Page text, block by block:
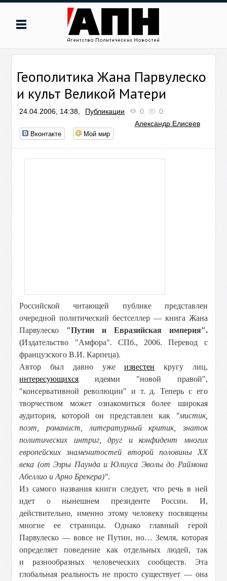
Геополитика Жана Парвулеско
и культ Великой Матери
24.04.2006, 14:38, Публикации 0
0
Александр Елисеев
Вконтакте Мой мир
Российской читающей публике представлен
очередной политический бестселлер — книга Жана
Парвулеско "Путин и Евразийская империя".
(Издательство "Амфора". СПб., 2006. Перевод с
французского В.И. Карпеца).
Автор был давно ужеизвестен кругу лиц,
интересующихся идеями "новой правой",
"консервативной революции" и т. д. Теперь с его
творчеством может ознакомиться более широкая
аудитория, которой он представлен как
"мистик,
поэт, романист, литературный критик, знаток
политических интриг, друг и конфидент многих
европейских знаменитостей второй половины XX
века (от Эзры Паунда и Юлиуса Эволы до Раймона
Абеллио и Арно Брекера)".
Из самого названия книги следует, что речь в ней
идет о нынешнем президенте России. И,
действительно, именно этому человеку посвящены
многие ее страницы. Однако главный герой
Парвулеско — вовсе не Путин, но… Земля, которая
определяет поведение как отдельных людей, так
и разнообразных человеческих сообществ. Эта
глобальная реальность не просто существует — она